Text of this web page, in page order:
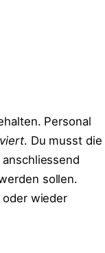
Personal
. Du musst die
sollen.
wieder